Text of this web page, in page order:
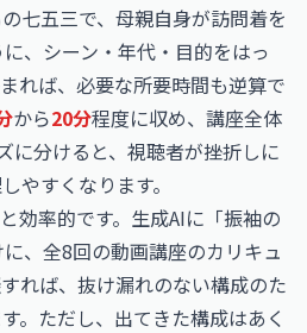
七五三で、母親自身が訪問着を
、シーン・年代・目的をはっ
れば、必要な所要時間も逆算で
から20分程度に収め、講座全体
に分けると、視聴者が挫折しに
やすくなります。
効率的です。生成AIに「振袖の
、全8回の動画講座のカリキュ
れば、抜け漏れのない構成のた
。ただし、出てきた構成はあく